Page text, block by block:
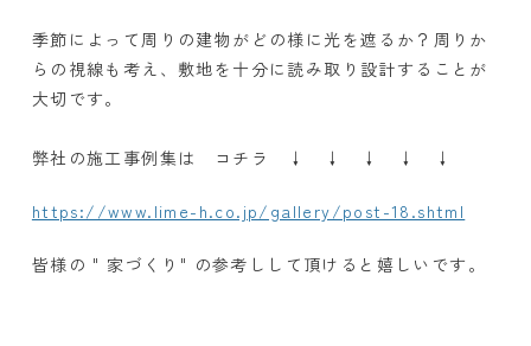
季節によって周りの建物がどの様に光を遮るか？周りか
らの視線も考え、敷地を十分に読み取り設計することが
大切です。
弊社の施工事例集は コチラ ↓ ↓ ↓ ↓ ↓
https://www.lime-h.co.jp/gallery/post-18.shtml
皆様の " 家づくり" の参考しして頂けると嬉しいです。